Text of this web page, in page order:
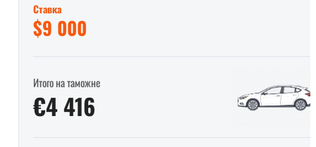
Ставка
$9 000
Итого на таможне
€4 416